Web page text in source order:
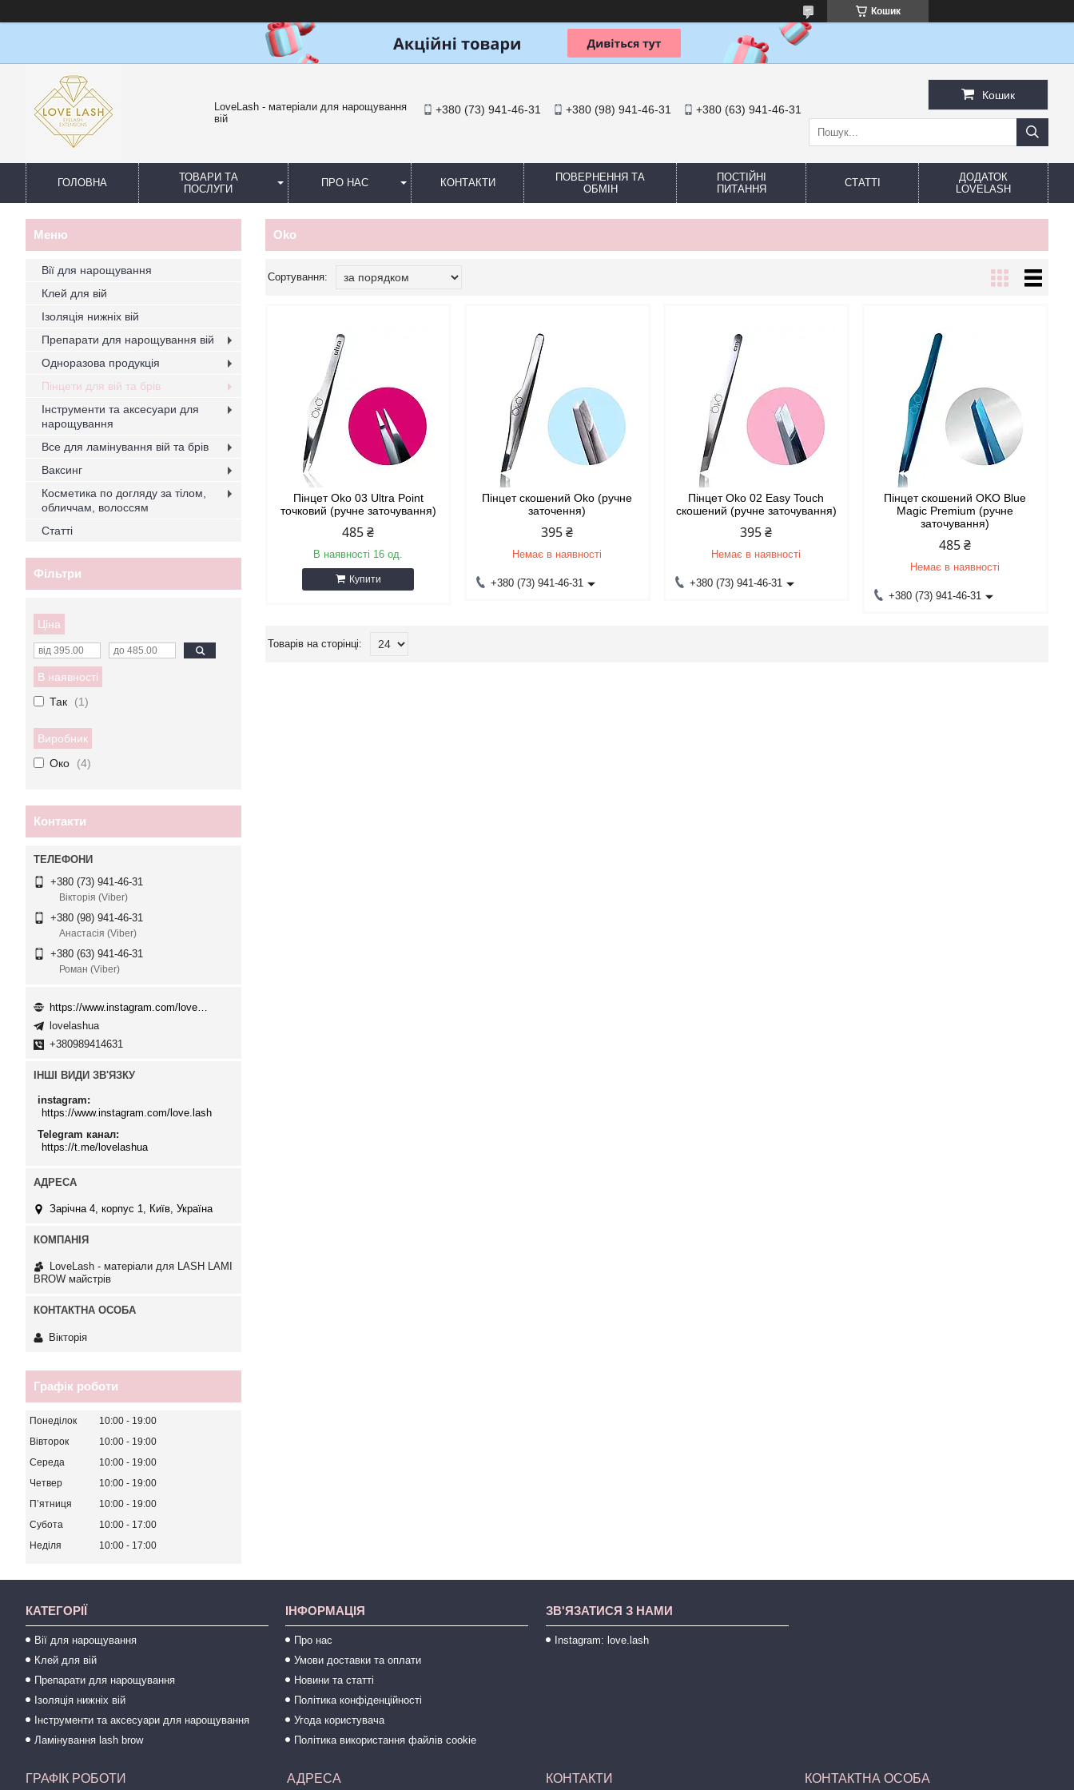
Кошик
LoveLash - матеріали для нарощування
вій
+380 (73) 941-46-31 +380 (98) 941-46-31 +380 (63) 941-46-31
Кошик
ГОЛОВНА
ТОВАРИ ТА
ПОСЛУГИ
ПРО НАС КОНТАКТИ
ПОВЕРНЕННЯ ТА
ОБМІН
ПОСТІЙНІ
ПИТАННЯ
СТАТТІ
ДОДАТОК
LOVELASH
Oko
Пінцет Oko 03 Ultra Point
точковий (ручне заточування)
485 ₴
В наявності 16 од.
Купити
Пінцет скошений Oko (ручне
заточення)
395 ₴
Немає в наявності
+380 (73) 941-46-31
Пінцет Oko 02 Easy Touch
скошений (ручне заточування)
395 ₴
Немає в наявності
+380 (73) 941-46-31
Пінцет скошений OKO Blue
Magic Premium (ручне
заточування)
485 ₴
Немає в наявності
+380 (73) 941-46-31
Вії для нарощування
Клей для вій
Ізоляція нижніх вій
Препарати для нарощування вій
Одноразова продукція
Пінцети для вій та брів
Інструменти та аксесуари для
нарощування
Все для ламінування вій та брів
Ваксинг
Косметика по догляду за тілом,
обличчам, волоссям
Статті
Фільтри
Ціна
В наявності
Так
1
Виробник
Око
4
Контакти
+380 (73) 941-46-31
Вікторія (Viber)
+380 (98) 941-46-31
Анастасія (Viber)
+380 (63) 941-46-31
Роман (Viber)
lovelashua
+380989414631
ІНШІ ВИДИ ЗВ'ЯЗКУ
instagram
https://www.instagram.com/love.lash
Telegram канал
https://t.me/lovelashua
Зарічна 4, корпус 1, Київ, Україна
LoveLash - матеріали для LASH LAMI
BROW майстрів
Вікторія
Графік роботи
Понеділок 10:00
19:00
Вівторок
10:00
19:00
Середа
10:00
19:00
Четвер
10:00
19:00
Пʼятниця
10:00
19:00
Субота
10:00
17:00
Неділя
10:00 17:00
КАТЕГОРІЇ
Вії для нарощування
Клей для вій
Препарати для нарощування
Ізоляція нижніх вій
Інструменти та аксесуари для нарощування
Ламінування lash brow
ІНФОРМАЦІЯ
Про нас
Умови доставки та оплати
Новини та статті
Політика конфіденційності
Угода користувача
Політика використання файлів cookie
ЗВ'ЯЗАТИСЯ З НАМИ
Instagram: love.lash
ГРАФІК РОБОТИ